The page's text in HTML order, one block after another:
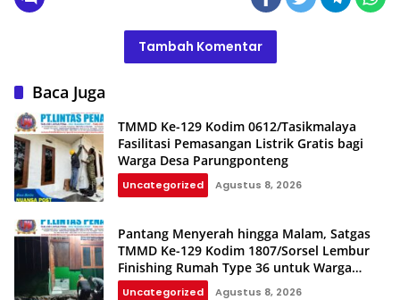
Tambah Komentar
Baca Juga
TMMD Ke-129 Kodim 0612/Tasikmalaya
Fasilitasi Pemasangan Listrik Gratis bagi
Warga Desa Parungponteng
Uncategorized Agustus 8, 2026
Pantang Menyerah hingga Malam, Satgas
TMMD Ke-129 Kodim 1807/Sorsel Lembur
Finishing Rumah Type 36 untuk Warga
Kampung Sesor
Uncategorized Agustus 8, 2026